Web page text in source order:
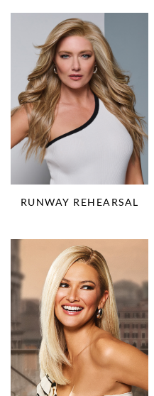
RUNWAY REHEARSAL